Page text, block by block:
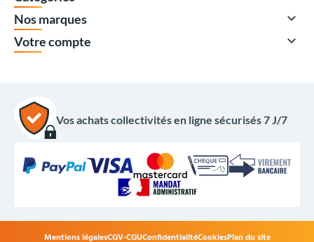
400,00 €HT
Nos marques 
Votre compte 
Vos achats collectivités en ligne sécurisés 7 J/7
Mentions légalesCGV-CGUConfidentialitéCookiesPlan du site